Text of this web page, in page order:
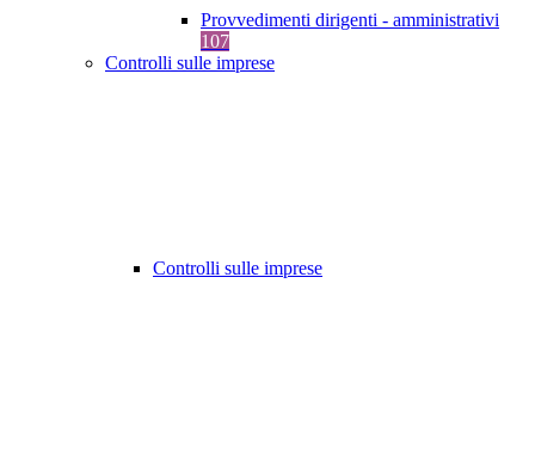
Provvedimenti dirigenti - amministrativi
107
Controlli sulle imprese
Controlli sulle imprese